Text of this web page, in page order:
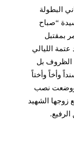
البطولة
“صباح
بمقتبل
الليالي
الظروف بل
وأخاً وأختاً
ووضعت نصب
زوجها الشهيد